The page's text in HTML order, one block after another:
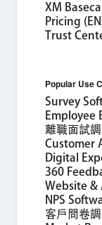
XM
Pricing
Trust
Popular Use
Survey
Employee
離職面試
Customer
Digital
360
Website &
NPS
客戶問卷